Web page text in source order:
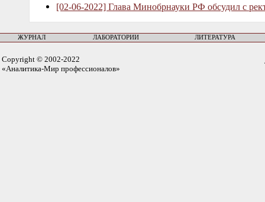
[02-06-2022] Глава Минобрнауки РФ обсудил с
ЖУРНАЛ ЛАБОРАТОРИИ ЛИТЕРАТУРА
Copyright © 2002-2022
«Аналитика-Мир профессионалов»